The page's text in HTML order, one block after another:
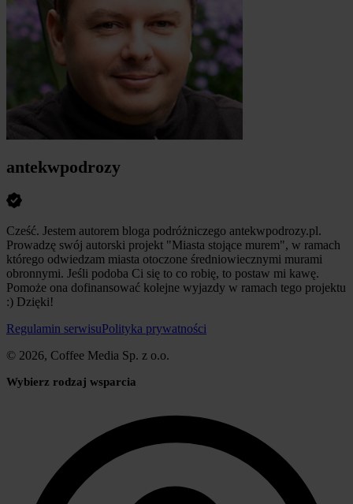
antekwpodrozy
Cześć. Jestem autorem bloga podróżniczego antekwpodrozy.pl.
Prowadzę swój autorski projekt "Miasta stojące murem", w ramach
którego odwiedzam miasta otoczone średniowiecznymi murami
obronnymi. Jeśli podoba Ci się to co robię, to postaw mi kawę.
Pomoże ona dofinansować kolejne wyjazdy w ramach tego projektu
:) Dzięki!
Regulamin serwisuPolityka prywatności
© 2026, Coffee Media Sp. z o.o.
Wybierz rodzaj wsparcia